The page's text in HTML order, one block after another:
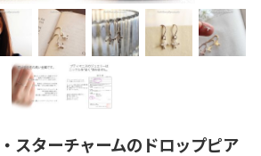
スターチャームのドロップピア